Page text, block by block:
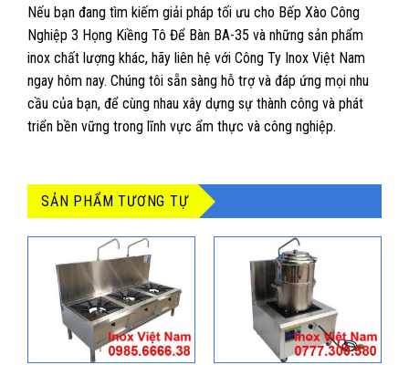
Nếu bạn đang tìm kiếm giải pháp tối ưu cho Bếp Xào Công
Nghiệp 3 Họng Kiềng Tô Để Bàn BA-35 và những sản phẩm
inox chất lượng khác, hãy liên hệ với Công Ty Inox Việt Nam
ngay hôm nay. Chúng tôi sẵn sàng hỗ trợ và đáp ứng mọi nhu
cầu của bạn, để cùng nhau xây dựng sự thành công và phát
triển bền vững trong lĩnh vực ẩm thực và công nghiệp.
SẢN PHẨM TƯƠNG TỰ